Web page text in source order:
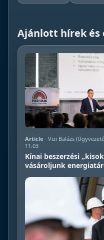
Ajánlott hírek és
Article · Vizi Balázs
11:03
Kínai beszerzési
vásároljunk